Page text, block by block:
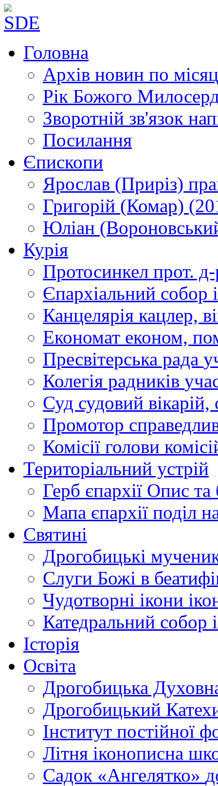
Головна
Архів новин по
Рік Божого
Зворотній зв'язок
Посилання
Єпископи
Ярослав (Приріз)
Григорій (Комар)
Юліан
Курія
Протосинкел прот.
Єпархіальний собор
Канцелярія кацлер,
Економат економ,
Пресвітерська рада
Колегія радників
Суд судовий вікарій,
Промотор
Комісії голови
Територіальний устрій
Герб єпархії Опис та
Мапа єпархії поділ
Святині
Дрогобицькі
Слуги Божі в
Чудотворні ікони
Катедральний собор
Історія
Освіта
Дрогобицька
Дрогобицький
Інститут постійної
Літня іконописна
Садок «Ангелятко»